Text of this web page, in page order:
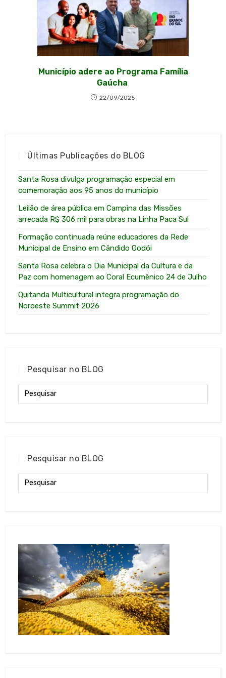
Município adere ao Programa Família
Gaúcha
22/09/2025
Últimas Publicações do BLOG
Santa Rosa divulga programação especial em
comemoração aos 95 anos do município
Leilão de área pública em Campina das Missões
arrecada R$ 306 mil para obras na Linha Paca Sul
Formação continuada reúne educadores da Rede
Municipal de Ensino em Cândido Godói
Santa Rosa celebra o Dia Municipal da Cultura e da
Paz com homenagem ao Coral Ecumênico 24 de Julho
Quitanda Multicultural integra programação do
Noroeste Summit 2026
Pesquisar no BLOG
Pesquisar no BLOG